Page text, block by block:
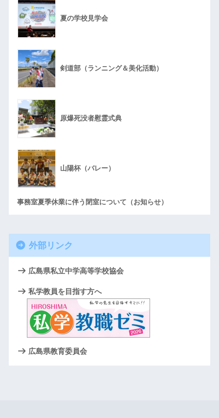
夏の学校見学会
剣道部（ランニング＆美化活動）
原爆死没者慰霊式典
山陽杯（バレー）
事務室夏季休業に伴う閉室について（お知らせ）
外部リンク
広島県私立中学高等学校協会
私学教員を目指す方へ
広島県教育委員会